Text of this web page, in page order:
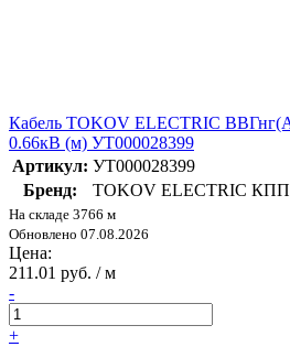
Кабель TOKOV ELECTRIC
0.66кВ (м) УТ000028399
Артикул: УТ000028399
Бренд:
TOKOV ELECTRIC КПП
На складе 3766 м
Обновлено 07.08.2026
Цена:
211.01 руб. / м
-
+